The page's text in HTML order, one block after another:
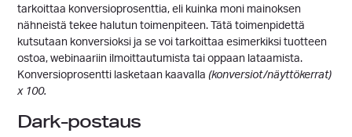
tarkoittaa konversioprosenttia, eli kuinka moni mainoksen
nähneistä tekee halutun toimenpiteen. Tätä toimenpidettä
kutsutaan konversioksi ja se voi tarkoittaa esimerkiksi tuotteen
ostoa, webinaariin ilmoittautumista tai oppaan lataamista.
Konversioprosentti lasketaan kaavalla(konversiot/näyttökerrat)
x 100.
Dark-postaus